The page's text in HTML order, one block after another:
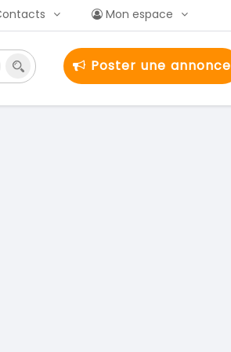
Mon espace
Poster une annonce